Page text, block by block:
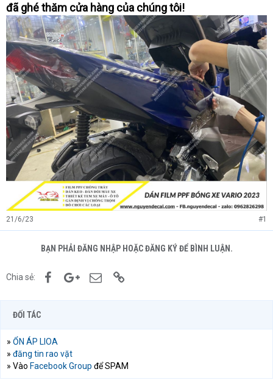
đã ghé thăm cửa hàng của chúng tôi!
21/6/23 #1
BẠN PHẢI ĐĂNG NHẬP HOẶC ĐĂNG KÝ ĐỂ BÌNH LUẬN.
Chia sẻ: FacebookGoogle+Email
ĐỐI TÁC
» ỔN ÁP LIOA
» đăng tin rao vặt
» Vào Facebook Group để SPAM